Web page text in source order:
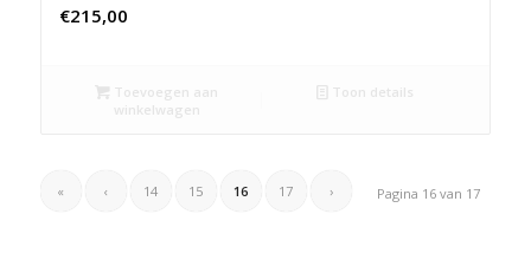
€215,00
Toevoegen aan
winkelwagen
Toon details
Pagina 16 van 17
« ‹ 14 15 16 17 ›